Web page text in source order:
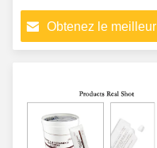
liquide de réparation
lèvre de sourcil
Obtenez le meilleur